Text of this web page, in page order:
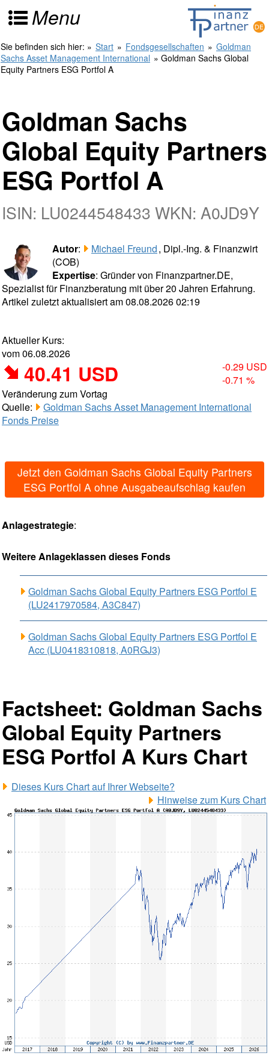
Menu
Sie befinden sich hier: » Start » Fondsgesellschaften » Goldman
Sachs Asset Management International » Goldman Sachs Global
Equity Partners ESG Portfol A
Goldman Sachs
Global Equity Partners
ESG Portfol A
ISIN: LU0244548433 WKN: A0JD9Y
Autor: Michael Freund, Dipl.-Ing. & Finanzwirt
(COB)
Expertise: Gründer von Finanzpartner.DE,
Spezialist für Finanzberatung mit über 20 Jahren Erfahrung.
Artikel zuletzt aktualisiert am 08.08.2026 02:19
Aktueller Kurs:
vom 06.08.2026
40.41 USD
-0.29 USD
-0.71 %
Veränderung zum Vortag
Quelle:
Goldman Sachs Asset Management International
Fonds Preise
Jetzt den Goldman Sachs Global Equity Partners
ESG Portfol A ohne Ausgabeaufschlag kaufen
Anlagestrategie:
Weitere Anlageklassen dieses Fonds
Goldman Sachs Global Equity Partners ESG Portfol E
(LU2417970584, A3C847)
Goldman Sachs Global Equity Partners ESG Portfol E
Acc (LU0418310818, A0RGJ3)
Factsheet: Goldman Sachs
Global Equity Partners
ESG Portfol A Kurs Chart
Dieses Kurs Chart auf Ihrer Webseite?
Hinweise zum Kurs Chart